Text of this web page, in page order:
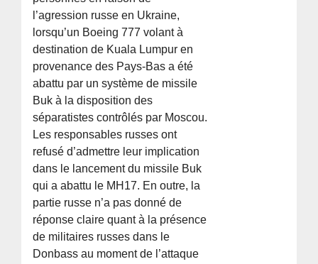
l’agression russe en Ukraine,
lorsqu’un Boeing 777 volant à
destination de Kuala Lumpur en
provenance des Pays-Bas a été
abattu par un système de missile
Buk à la disposition des
séparatistes contrôlés par Moscou.
Les responsables russes ont
refusé d’admettre leur implication
dans le lancement du missile Buk
qui a abattu le MH17. En outre, la
partie russe n’a pas donné de
réponse claire quant à la présence
de militaires russes dans le
Donbass au moment de l’attaque